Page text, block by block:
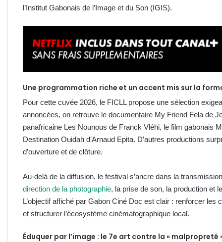
l’Institut Gabonais de l’Image et du Son (IGIS).
Une programmation riche et un accent mis sur la
Pour cette cuvée 2026, le FICLL propose une sélection
annoncées, on retrouve le documentaire My Friend Fela de
panafricaine Les Nounous de Franck Vléhi, le film gabonais
Destination Ouidah d’Arnaud Epita. D’autres productions
d’ouverture et de clôture.
Au-delà de la diffusion, le festival s’ancre dans la
direction de la photographie, la prise de son, la production et
L’objectif affiché par Gabon Ciné Doc est clair : renforcer
et structurer l’écosystème cinématographique local.
Éduquer par l’image : le 7e art contre la « malpropreté